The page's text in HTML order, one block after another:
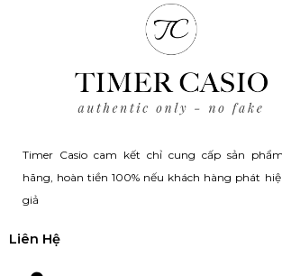
Timer Casio cam kết chỉ cung cấp sản
hãng, hoàn tiền 100% nếu khách hàng phát
giả
Liên Hệ